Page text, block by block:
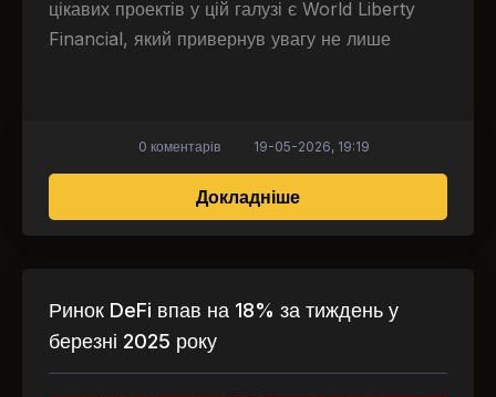
цікавих проектів у цій галузі є World Liberty
Financial, який привернув увагу не лише
Докладнішепро Що таке World
0 коментарів 19-05-2026, 19:19
Ринок DeFi впав на 18% за тиждень у
березні 2025 року